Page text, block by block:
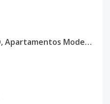
A 5min de PLAYA MACAO, Apartamentos Modernos con traslado incluido a propietarios y Acceso exclusivo a club de playa.